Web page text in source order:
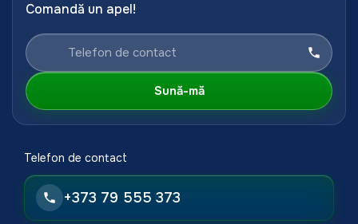
Telefon de contact
+373 79 555 373
Comandă un apel!
Sună-mă